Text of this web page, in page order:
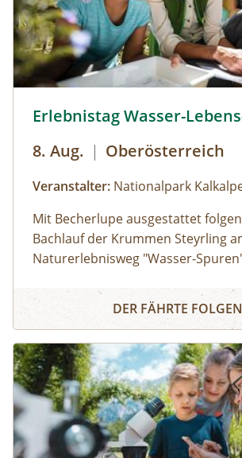
Erlebnistag Wasser-
8. Aug. | Oberösterreich
Veranstalter: Nationalpark
Mit Becherlupe ausgestattet
Bachlauf der Krummen Steyrling
Naturerlebnisweg "Wasser-
Bergbach, die sich oft unter
und lüften die rätselhaften
Erlebnistag Wasser-Lebens-Räume
DER FÄHRTE FOLGEN